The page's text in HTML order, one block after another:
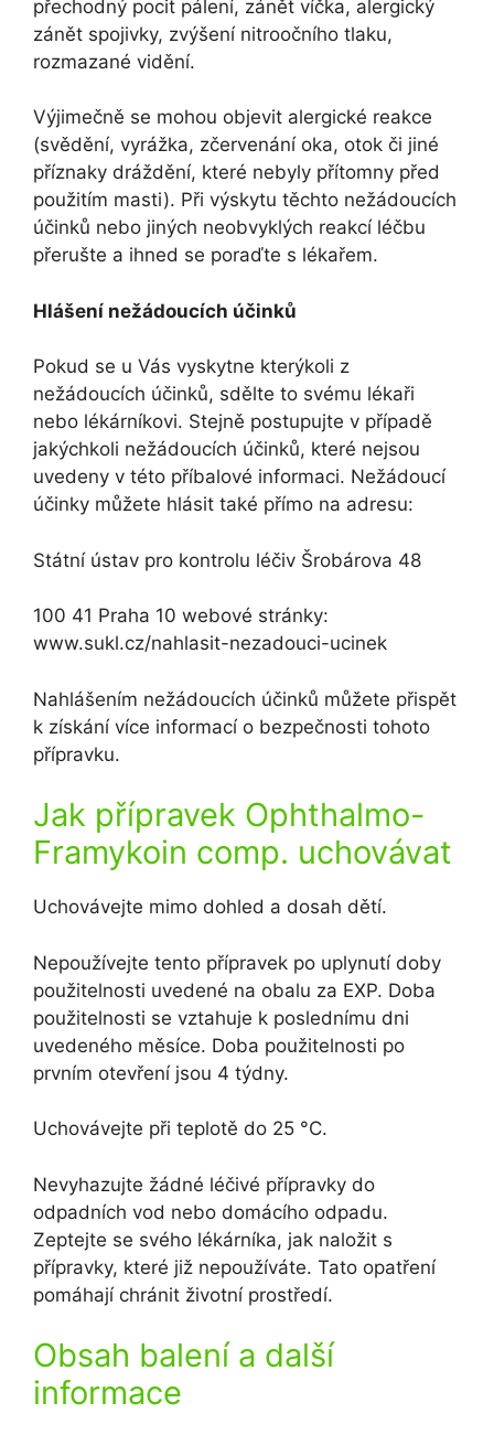
přechodný pocit pálení, zánět víčka, alergický
zánět spojivky, zvýšení nitroočního tlaku,
rozmazané vidění.
Výjimečně se mohou objevit alergické reakce
(svědění, vyrážka, zčervenání oka, otok či jiné
příznaky dráždění, které nebyly přítomny před
použitím masti). Při výskytu těchto nežádoucích
účinků nebo jiných neobvyklých reakcí léčbu
přerušte a ihned se poraďte s lékařem.
Hlášení nežádoucích účinků
Pokud se u Vás vyskytne kterýkoli z
nežádoucích účinků, sdělte to svému lékaři
nebo lékárníkovi. Stejně postupujte v případě
jakýchkoli nežádoucích účinků, které nejsou
uvedeny v této příbalové informaci. Nežádoucí
účinky můžete hlásit také přímo na adresu:
Státní ústav pro kontrolu léčiv Šrobárova 48
100 41 Praha 10 webové stránky:
www.sukl.cz/nahlasit-nezadouci-ucinek
Nahlášením nežádoucích účinků můžete přispět
k získání více informací o bezpečnosti tohoto
přípravku.
Jak přípravek Ophthalmo-
Framykoin comp. uchovávat
Uchovávejte mimo dohled a dosah dětí.
Nepoužívejte tento přípravek po uplynutí doby
použitelnosti uvedené na obalu za EXP. Doba
použitelnosti se vztahuje k poslednímu dni
uvedeného měsíce. Doba použitelnosti po
prvním otevření jsou 4 týdny.
Uchovávejte při teplotě do 25 °C.
Nevyhazujte žádné léčivé přípravky do
odpadních vod nebo domácího odpadu.
Zeptejte se svého lékárníka, jak naložit s
přípravky, které již nepoužíváte. Tato opatření
pomáhají chránit životní prostředí.
Obsah balení a další
informace